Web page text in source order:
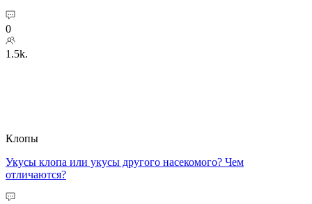
0
1.5k.
Клопы
Укусы клопа или укусы другого насекомого? Чем
отличаются?